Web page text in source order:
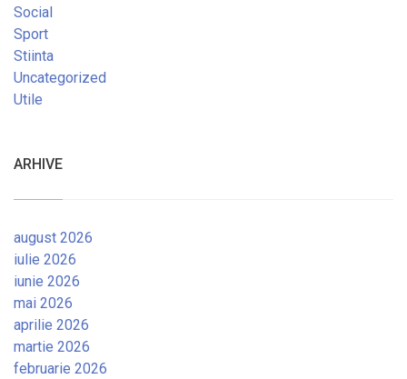
Social
Sport
Stiinta
Uncategorized
Utile
ARHIVE
august 2026
iulie 2026
iunie 2026
mai 2026
aprilie 2026
martie 2026
februarie 2026